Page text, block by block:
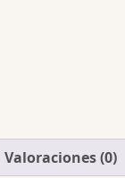
Valoraciones (0)